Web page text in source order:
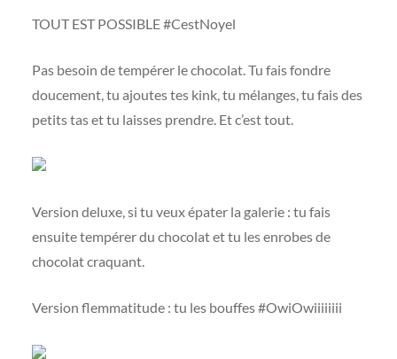
TOUT EST POSSIBLE #CestNoyel
Pas besoin de tempérer le chocolat. Tu fais fondre
doucement, tu ajoutes tes kink, tu mélanges, tu fais des
petits tas et tu laisses prendre. Et c’est tout.
Version deluxe, si tu veux épater la galerie : tu fais
ensuite tempérer du chocolat et tu les enrobes de
chocolat craquant.
Version flemmatitude : tu les bouffes #OwiOwiiiiiiii